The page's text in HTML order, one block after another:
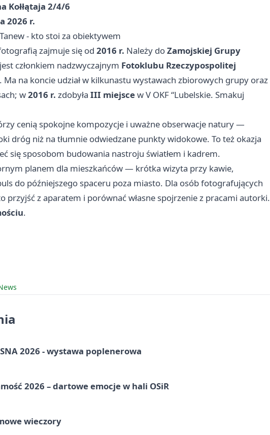
Kołłątaja 2/4/6
2026 r.
- kto stoi za obiektywem
zajmuje się od 2016 r. Należy doZamojskiej Grupy
członkiem nadzwyczajnym Fotoklubu Rzeczypospolitej
. Ma na koncie udział w kilkunastu wystawach zbiorowych grupy oraz
w2016 r. zdobyła III miejscew V OKF “Lubelskie. Smakuj
cenią spokojne kompozycje i uważne obserwacje natury —
dróg niż na tłumnie odwiedzane punkty widokowe. To też okazja
się sposobom budowania nastroju światłem i kadrem.
planem dla mieszkańców — krótka wizyta przy kawie,
do późniejszego spaceru poza miasto. Dla osób fotografujących
z aparatem i porównać własne spojrzenie z pracami autorki.
.
2026 - wystawa poplenerowa
2026 – dartowe emocje w hali OSiR
wieczory